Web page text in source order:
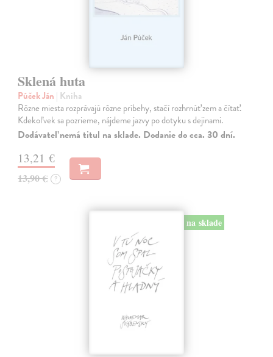
Sklená huta
Púček Ján | Kniha
Rôzne miesta rozprávajú rôzne príbehy, stačí rozhrnúť zem a čítať.
Kdekoľvek sa pozrieme, nájdeme jazvy po dotyku s dejinami.
Dodávateľ nemá titul na sklade. Dodanie do cca. 30 dní.
13,21 €
13,90 € ?
na sklade